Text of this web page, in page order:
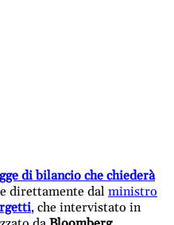
di bilancio che chiederà
direttamente dal ministro
, che intervistato in